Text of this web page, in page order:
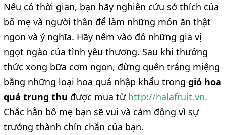
Nếu có thời gian, bạn hãy nghiên cứu sở thích của
bố mẹ và người thân để làm những món ăn thật
ngon và ý nghĩa. Hãy nêm vào đó những gia vị
ngọt ngào của tình yêu thương. Sau khi thưởng
thức xong bữa cơm ngon, đừng quên tráng miệng
bằng những loại hoa quả nhập khẩu trong giỏ hoa
quả trung thu được mua từ http://halafruit.vn.
Chắc hẳn bố mẹ bạn sẽ vui và cảm động vì sự
trưởng thành chín chắn của bạn.